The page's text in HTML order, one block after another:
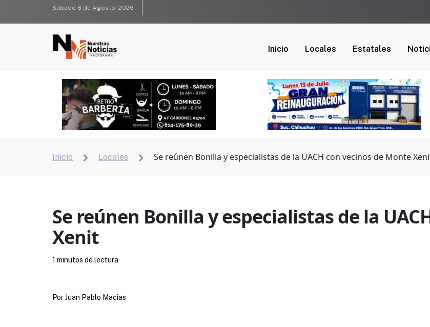
Sábado 8 de Agosto, 2026
Inicio Locales Estatales
Inicio  Locales  Se reúnen Bonilla y especialistas de la UACH con vecinos de Monte
Se reúnen Bonilla y especialistas de la
Xenit
PorJuan Pablo Macias
1 minutos de lectura